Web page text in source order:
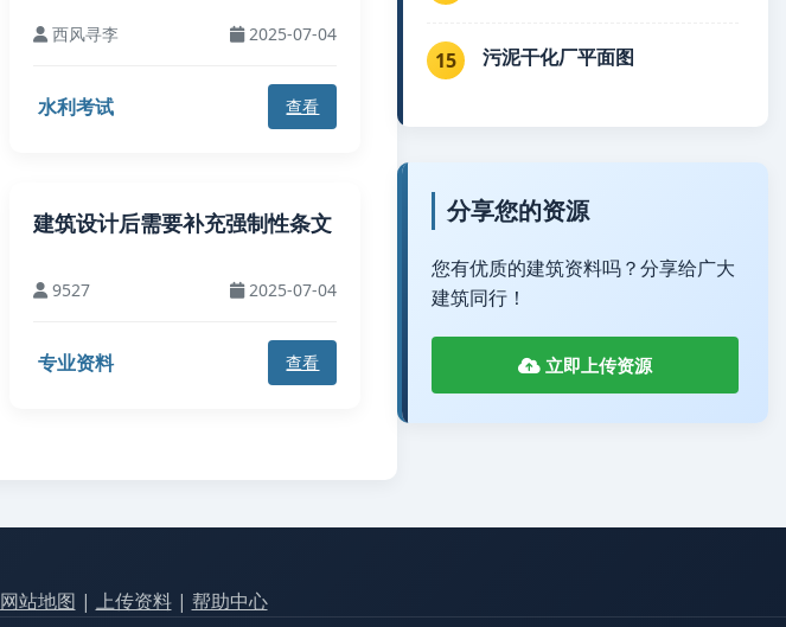
西风寻李 2025-07-04
水利考试 查看
建筑设计后需要补充强制性条文
9527 2025-07-04
专业资料 查看
15 污泥干化厂平面图
分享您的资源
您有优质的建筑资料吗？分享给广大
建筑同行！
立即上传资源
网站地图 | 上传资料| 帮助中心